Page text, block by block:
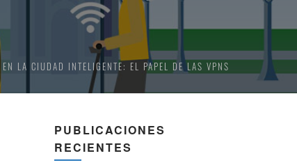
LA CIUDAD INTELIGENTE: EL PAPEL DE LAS VPNS
PUBLICACIONES
RECIENTES